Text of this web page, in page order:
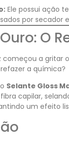
Ele possui ação
por secador
O
começou a gritar
a química?
Selante Gloss
capilar,
um efeito